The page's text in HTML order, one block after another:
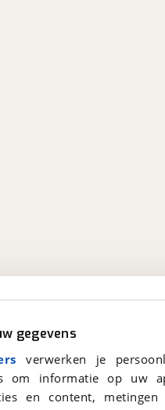
gegevens
verwerken je
om informatie op
en content,
de hand.